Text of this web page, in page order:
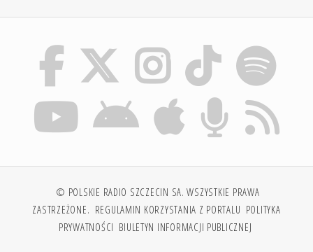
© POLSKIE RADIO SZCZECIN SA. WSZYSTKIE PRAWA
ZASTRZEŻONE. REGULAMIN KORZYSTANIA Z PORTALU POLITYKA
PRYWATNOŚCI BIULETYN INFORMACJI PUBLICZNEJ